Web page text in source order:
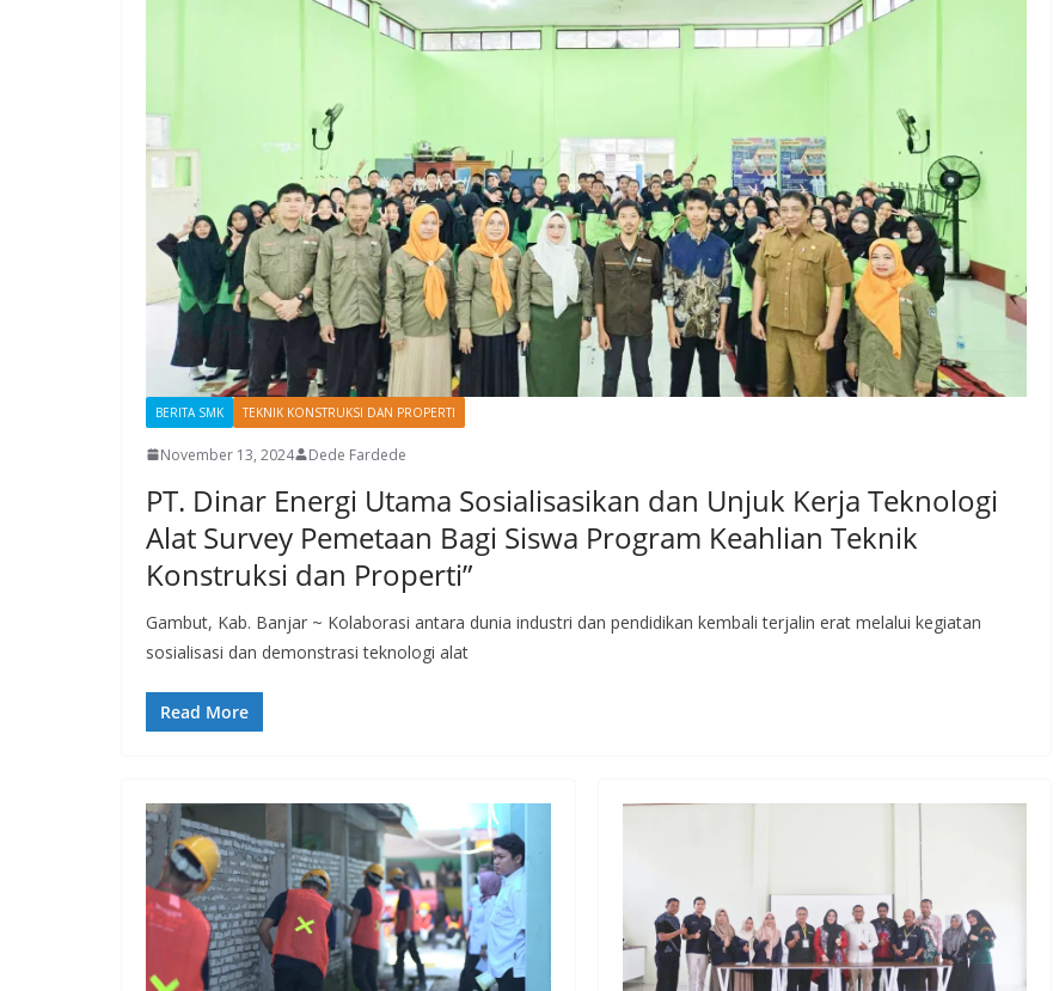
BERITA SMK TEKNIK KONSTRUKSI DAN PROPERTI
November 13, 2024 Dede Fardede
PT. Dinar Energi Utama Sosialisasikan dan Unjuk Kerja Teknologi
Alat Survey Pemetaan Bagi Siswa Program Keahlian Teknik
Konstruksi dan Properti”
Gambut, Kab. Banjar ~ Kolaborasi antara dunia industri dan pendidikan kembali terjalin erat melalui kegiatan
sosialisasi dan demonstrasi teknologi alat
Read More